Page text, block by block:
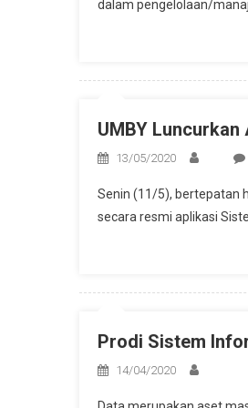
dalam pengelolaan/
UMBY
13/05/2020
Senin (11/5), bertepatan
secara resmi aplikasi
Prodi Sistem
14/04/2020